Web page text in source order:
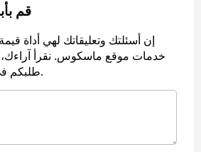
قم
إن أسئلتك وتعليقاتك لهي أداة
خدمات موقع ماسكوس. نقرأ آراءك،
طلبكم في أسرع وقت ممكن.